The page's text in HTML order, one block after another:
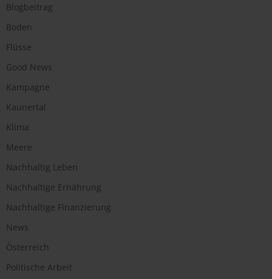
Blogbeitrag
Boden
Flüsse
Good News
Kampagne
Kaunertal
Klima
Meere
Nachhaltig Leben
Nachhaltige Ernährung
Nachhaltige Finanzierung
News
Österreich
Politische Arbeit